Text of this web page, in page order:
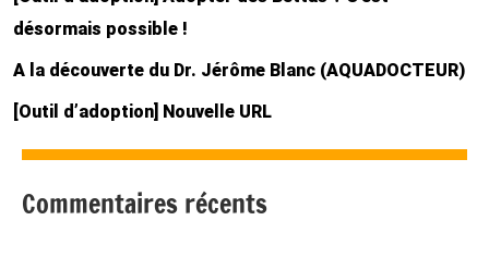
désormais possible !
A la découverte du Dr. Jérôme Blanc (AQUADOCTEUR)
[Outil d’adoption] Nouvelle URL
Commentaires récents